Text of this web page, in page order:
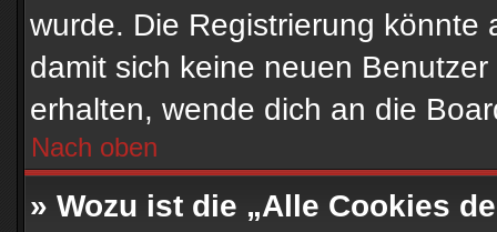
wurde. Die Registrierung
damit sich keine neuen
erhalten, wende dich an die
Nach oben
» Wozu ist die „Alle Cookies